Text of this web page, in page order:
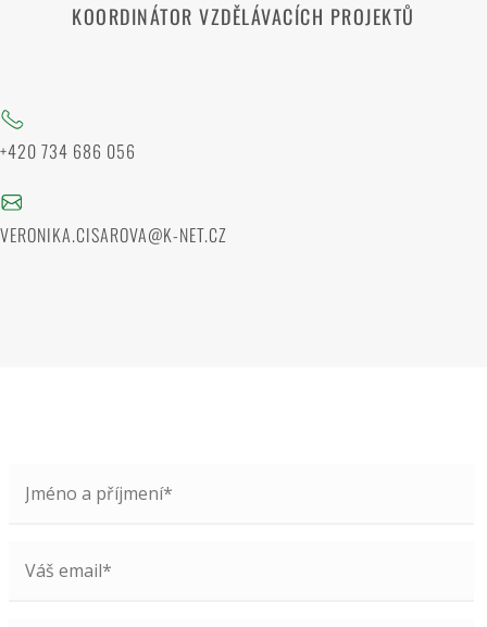
KOORDINÁTOR VZDĚLÁVACÍCH PROJEKTŮ
+420 734 686 056
VERONIKA.CISAROVA@K-NET.CZ